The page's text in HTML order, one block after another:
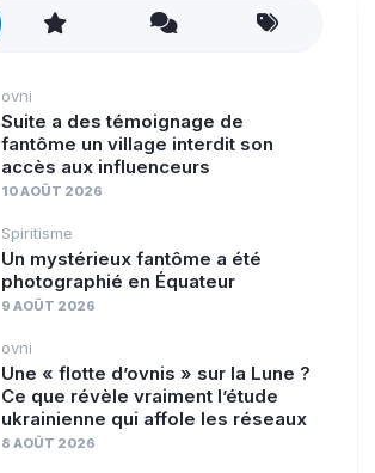
ovni
Suite a des témoignage de
fantôme un village interdit son
accès aux influenceurs
10 AOÛT 2026
Spiritisme
Un mystérieux fantôme a été
photographié en Équateur
9 AOÛT 2026
ovni
Une « flotte d’ovnis » sur la Lune ?
Ce que révèle vraiment l’étude
ukrainienne qui affole les réseaux
8 AOÛT 2026